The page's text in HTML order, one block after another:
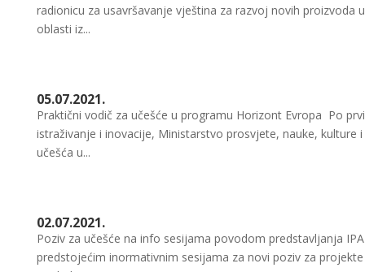
radionicu za usavršavanje vještina za razvoj novih
oblasti iz...
05.07.2021.
Praktični vodič za učešće u programu Horizont Evropa Po
istraživanje i inovacije, Ministarstvo prosvjete, nauke,
učešća u...
02.07.2021.
Poziv za učešće na info sesijama povodom predstavljanja
predstojećim inormativnim sesijama za novi poziv za